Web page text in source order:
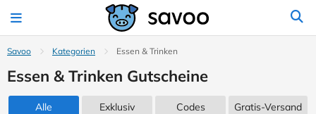
Savoo Kategorien Essen & Trinken
Essen & Trinken Gutscheine
Alle Exklusiv Codes Gratis-Versand